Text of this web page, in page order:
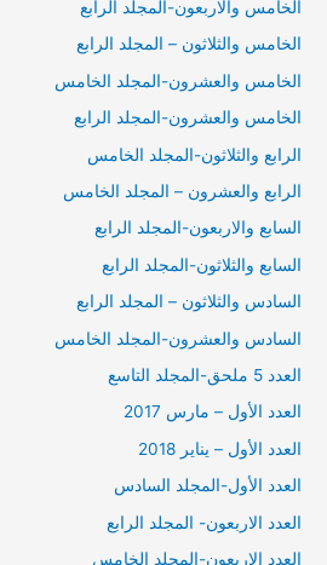
الخامس والاربعون-المجلد الرابع
الخامس والثلاثون – المجلد الرابع
الخامس والعشرون-المجلد الخامس
الخامس والعشرون-المجلد الرابع
الرابع والثلاثون-المجلد الخامس
الرابع والعشرون – المجلد الخامس
السابع والاربعون-المجلد الرابع
السابع والثلاثون-المجلد الرابع
السادس والثلاثون – المجلد الرابع
السادس والعشرون-المجلد الخامس
العدد 5 ملحق-المجلد التاسع
العدد الأول – مارس 2017
العدد الأول – يناير 2018
العدد الأول-المجلد السادس
العدد الاربعون- المجلد الرابع
العدد الاربعون-المجلد الخامس